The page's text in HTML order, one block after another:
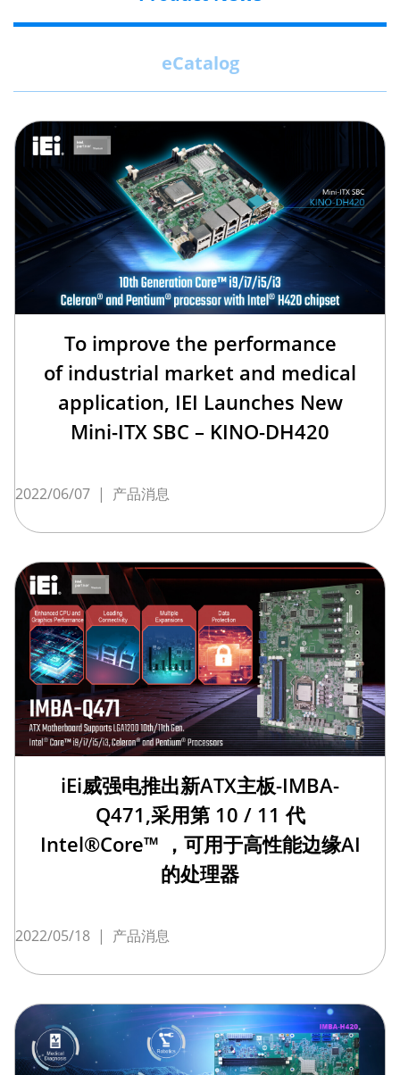
eCatalog
To improve the performance
of industrial market and medical
application, IEI Launches New
Mini-ITX SBC – KINO-DH420
2022/06/07 | 产品消息
iEi威强电推出新ATX主板-IMBA-
Q471,采用第 10 / 11 代
Intel®Core™ ，可用于高性能边缘AI
的处理器
2022/05/18 | 产品消息